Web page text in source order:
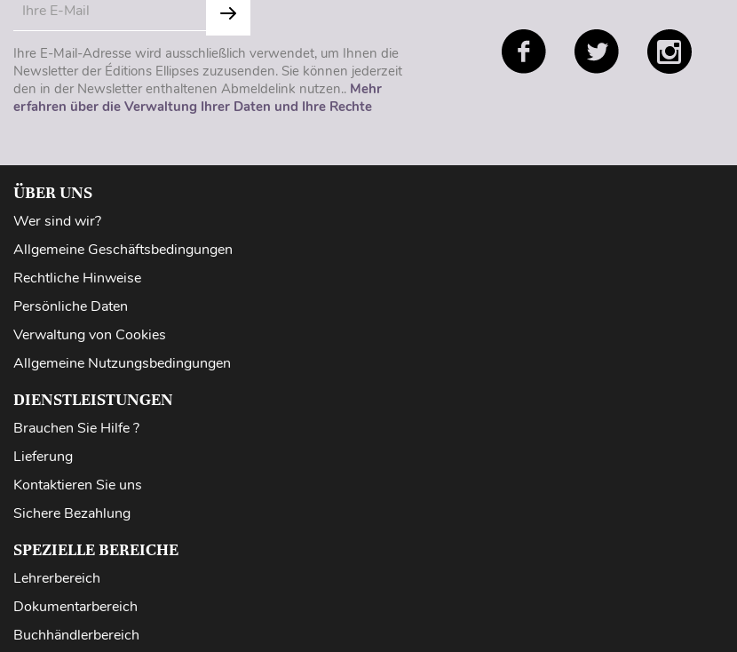
Ihre E-Mail-Adresse wird ausschließlich verwendet, um Ihnen die
Newsletter der Éditions Ellipses zuzusenden. Sie können jederzeit
den in der Newsletter enthaltenen Abmeldelink nutzen.. Mehr
erfahren über die Verwaltung Ihrer Daten und Ihre Rechte
ÜBER UNS
Wer sind wir?
Allgemeine Geschäftsbedingungen
Rechtliche Hinweise
Persönliche Daten
Verwaltung von Cookies
Allgemeine Nutzungsbedingungen
DIENSTLEISTUNGEN
Brauchen Sie Hilfe ?
Lieferung
Kontaktieren Sie uns
Sichere Bezahlung
SPEZIELLE BEREICHE
Lehrerbereich
Dokumentarbereich
Buchhändlerbereich